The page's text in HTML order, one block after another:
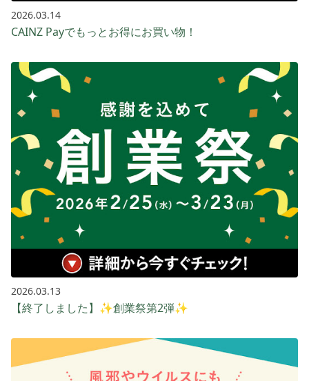
2026.03.14
CAINZ Payでもっとお得に​お買い​物！​
2026.03.13
【終了しました】✨創業祭第2弾✨